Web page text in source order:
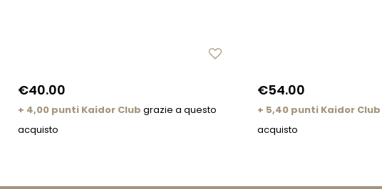
€40.00
+ 4,00 punti Kaidor Club grazie a questo
acquisto
€54.00
+ 5,40 punti Kaidor Club
acquisto